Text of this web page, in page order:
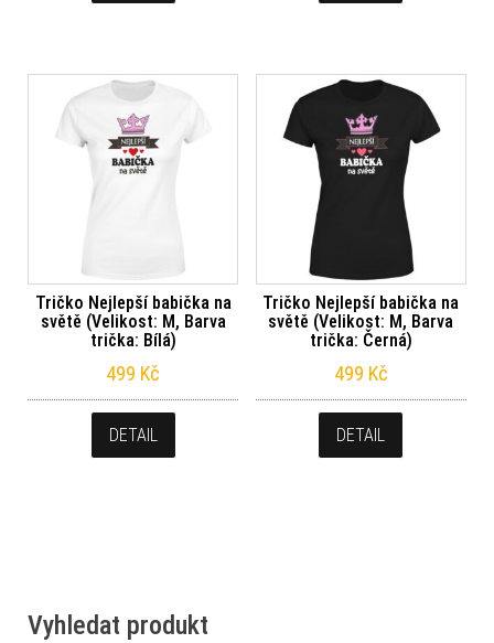
Tričko Nejlepší babička na
světě (Velikost: M, Barva
trička: Bílá)
499 Kč
DETAIL
Tričko Nejlepší babička na
světě (Velikost: M, Barva
trička: Černá)
499 Kč
DETAIL
Vyhledat produkt